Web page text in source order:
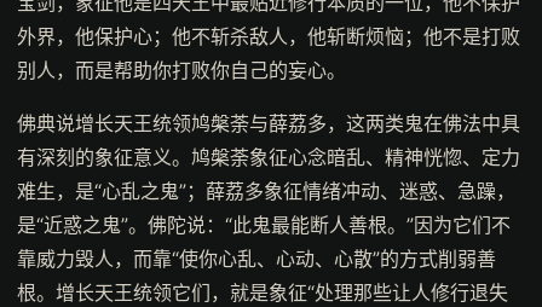
外界，他保护心；他不斩杀敌人，他斩断烦恼；他不是打败
别人，而是帮助你打败你自己的妄心。
佛典说增长天王统领鸠槃荼与薛荔多，这两类鬼在佛法中具
有深刻的象征意义。鸠槃荼象征心念暗乱、精神恍惚、定力
难生，是“心乱之鬼”；薛荔多象征情绪冲动、迷惑、急躁，
是“近惑之鬼”。佛陀说：“此鬼最能断人善根。”因为它们不
靠威力毁人，而靠“使你心乱、心动、心散”的方式削弱善
根。增长天王统领它们，就是象征“处理那些让人修行退失